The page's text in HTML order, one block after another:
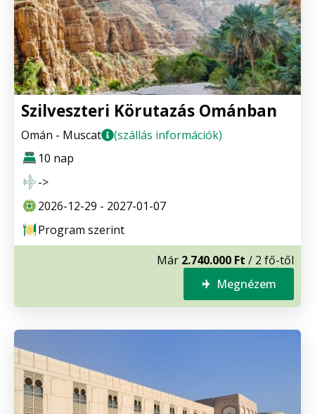
Szilveszteri Körutazás Ománban
Omán - Muscat
(szállás információk)
10 nap
->
2026-12-29 - 2027-01-07
Program szerint
Már 2.740.000 Ft / 2 fő-től
Megnézem